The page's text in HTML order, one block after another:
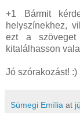
+1 Bármit
helyszínekhez,
ezt a
kitalálhasson
Jó szórakozást! :)
Sümegi Emília at